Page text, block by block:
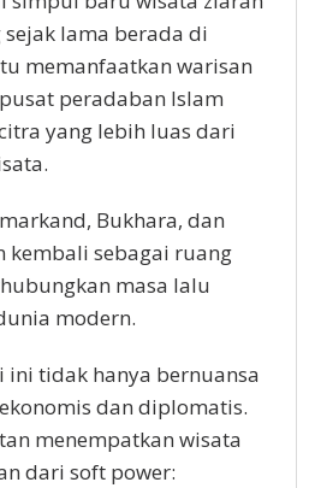
lama berada di
memanfaatkan warisan
peradaban Islam
yang lebih luas dari
Bukhara, dan
kembali sebagai ruang
masa lalu
modern.
ini tidak hanya bernuansa
dan diplomatis.
menempatkan wisata
dari soft power: